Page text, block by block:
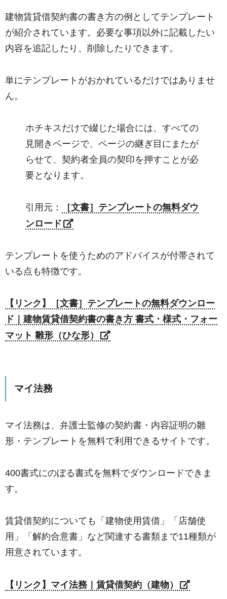
建物賃貸借契約書の書き方の例としてテンプレート
が紹介されています。必要な事項以外に記載したい
内容を追記したり、削除したりできます。
単にテンプレートがおかれているだけではありませ
ん。
ホチキスだけで綴じた場合には、すべての
見開きページで、ページの継ぎ目にまたが
らせて、契約者全員の契印を押すことが必
要となります。
引用元：
［文書］テンプレートの無料ダウ
ンロード
テンプレートを使うためのアドバイスが付帯されて
いる点も特徴です。
【リンク】［文書］テンプレートの無料ダウンロー
ド｜建物賃貸借契約書の書き方 書式・様式・フォー
マット 雛形（ひな形）
マイ法務
マイ法務は、弁護士監修の契約書・内容証明の雛
形・テンプレートを無料で利用できるサイトです。
400書式にのぼる書式を無料でダウンロードできま
す。
賃貸借契約についても「建物使用賃借」「店舗使
用」「解約合意書」など関連する書類まで11種類が
用意されています。
【リンク】マイ法務｜賃貸借契約（建物）